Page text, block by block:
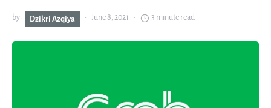
by Dzikri Azqiya June 8, 2021 3 minute read